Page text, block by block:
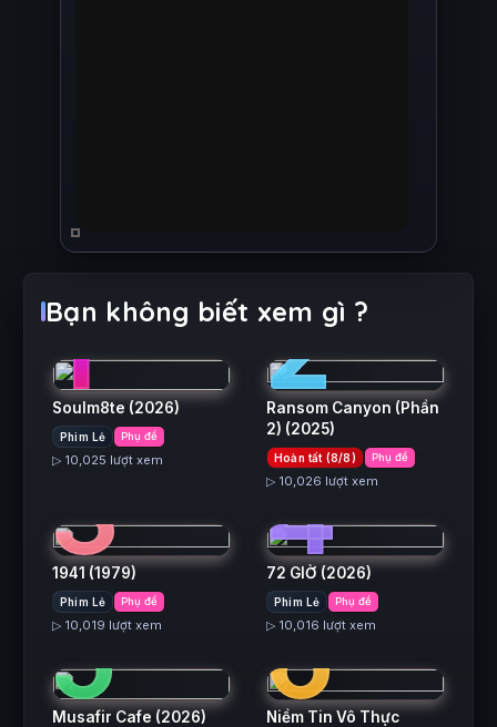
Bạn không biết xem gì ?
1
Soulm8te (2026)
Phim Lẻ Phụ đề
▷ 10,025 lượt xem
2
Ransom Canyon (Phần
2) (2025)
Hoàn tất (8/8) Phụ đề
▷ 10,026 lượt xem
3
1941 (1979)
Phim Lẻ Phụ đề
▷ 10,019 lượt xem
4
72 GIỜ (2026)
Phim Lẻ Phụ đề
▷ 10,016 lượt xem
5
Musafir Cafe (2026) 6
Niềm Tin Vô Thực